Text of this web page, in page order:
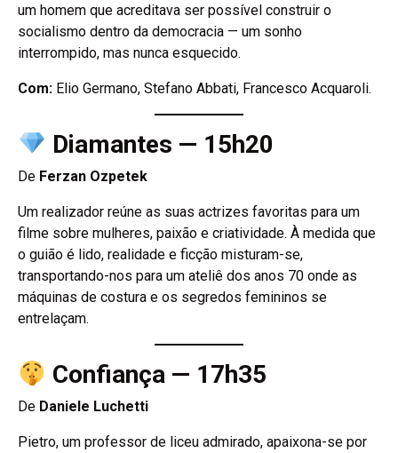
um homem que acreditava ser possível construir o
socialismo dentro da democracia — um sonho
interrompido, mas nunca esquecido.
Com: Elio Germano, Stefano Abbati, Francesco Acquaroli.
Diamantes — 15h20
De Ferzan Ozpetek
Um realizador reúne as suas actrizes favoritas para um
filme sobre mulheres, paixão e criatividade. À medida que
o guião é lido, realidade e ficção misturam-se,
transportando-nos para um ateliê dos anos 70 onde as
máquinas de costura e os segredos femininos se
entrelaçam.
Confiança — 17h35
De Daniele Luchetti
Pietro, um professor de liceu admirado, apaixona-se por